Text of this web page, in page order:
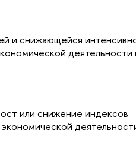
и снижающейся
деятельности
или снижение индексов